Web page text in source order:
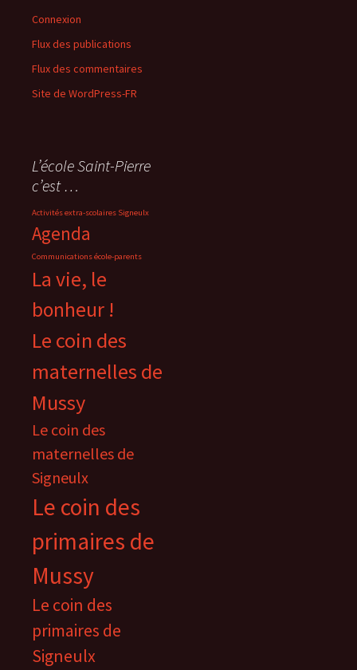
Connexion
Flux des publications
Flux des commentaires
Site de WordPress-FR
L’école Saint-Pierre
c’est …
Activités extra-scolaires Signeulx
Agenda
Communications école-parents
La vie, le
bonheur !
Le coin des
maternelles de
Mussy
Le coin des
maternelles de
Signeulx
Le coin des
primaires de
Mussy
Le coin des
primaires de
Signeulx